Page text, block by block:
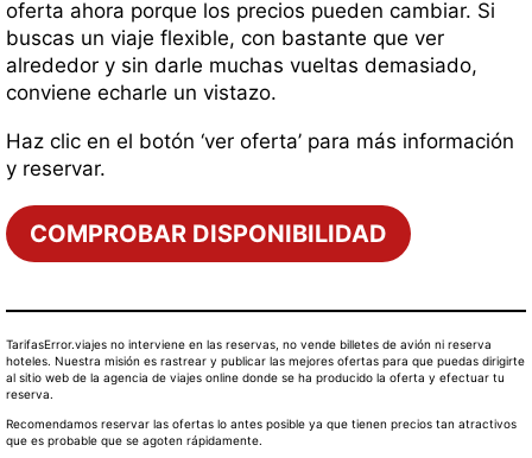
oferta ahora porque los precios pueden cambiar. Si
buscas un viaje flexible, con bastante que ver
alrededor y sin darle muchas vueltas demasiado,
conviene echarle un vistazo.
Haz clic en el botón ‘ver oferta’ para más información
y reservar.
COMPROBAR DISPONIBILIDAD
TarifasError.viajes no interviene en las reservas, no vende billetes de avión ni reserva
hoteles. Nuestra misión es rastrear y publicar las mejores ofertas para que puedas dirigirte
al sitio web de la agencia de viajes online donde se ha producido la oferta y efectuar tu
reserva.
Recomendamos reservar las ofertas lo antes posible ya que tienen precios tan atractivos
que es probable que se agoten rápidamente.